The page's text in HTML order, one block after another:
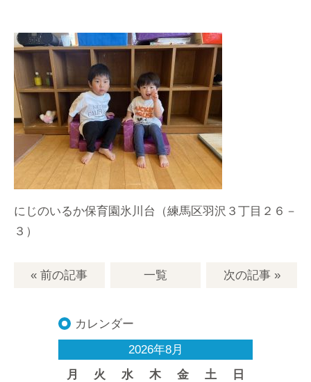
にじのいるか保育園氷川台（練馬区羽沢３丁目２６－
３）
« 前の記事 一覧 次の記事»
カレンダー
2026年8月
月
火 水 木 金 土 日